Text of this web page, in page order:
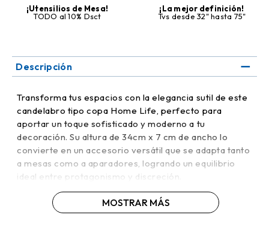
¡Utensilios de Mesa!
TODO al 10% Dsct
¡La mejor definición!
Tvs desde 32" hasta 75"
Descripción
Transforma tus espacios con la elegancia sutil de este
candelabro tipo copa Home Life, perfecto para
aportar un toque sofisticado y moderno a tu
decoración. Su altura de 34cm x 7 cm de ancho lo
convierte en un accesorio versátil que se adapta tanto
a mesas como a aparadores, logrando un equilibrio
ideal entre protagonismo y discreción.
El vidrio de alta calidad y el diseño estilizado tipo copa
permiten que la luz de la vela se refleje suavemente,
MOSTRAR MÁS